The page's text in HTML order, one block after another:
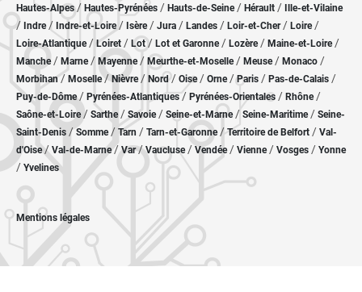
Hautes-Alpes/ Hautes-Pyrénées / Hauts-de-Seine/ Hérault / Ille-et-Vilaine
/ Indre/ Indre-et-Loire/ Isère/ Jura / Landes / Loir-et-Cher/ Loire/
Loire-Atlantique/ Loiret / Lot/ Lot et Garonne/ Lozère / Maine-et-Loire/
Manche/ Marne/ Mayenne/ Meurthe-et-Moselle/ Meuse/ Monaco /
Morbihan/ Moselle/ Nièvre / Nord/ Oise / Orne/Paris / Pas-de-Calais /
Puy-de-Dôme/ Pyrénées-Atlantiques / Pyrénées-Orientales / Rhône/
Saône-et-Loire/ Sarthe/ Savoie/ Seine-et-Marne/ Seine-Maritime/ Seine-
Saint-Denis /Somme/ Tarn / Tarn-et-Garonne/Territoire de Belfort / Val-
d'Oise/ Val-de-Marne/Var/Vaucluse/ Vendée/ Vienne/ Vosges / Yonne
/ Yvelines
Mentions légales